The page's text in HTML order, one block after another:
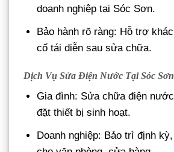
doanh nghiệp tại Sóc Sơn.
Bảo hành rõ ràng: Hỗ trợ
cố tái diễn sau sửa chữa.
Dịch Vụ Sửa Điện Nước Tại Sóc
Gia đình: Sửa chữa điện
đặt thiết bị sinh hoạt.
Doanh nghiệp: Bảo trì định